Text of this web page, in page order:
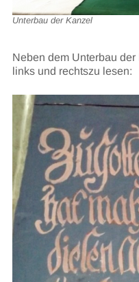
Unterbau der Kanzel
Neben dem Unterbau
links und rechtszu lesen: